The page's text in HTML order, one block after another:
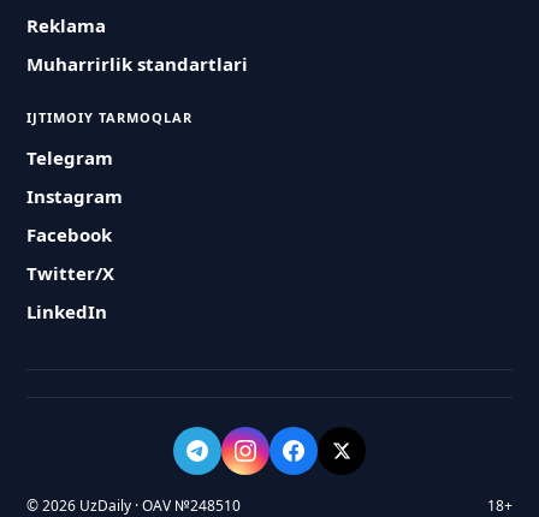
Reklama
Muharrirlik standartlari
IJTIMOIY TARMOQLAR
Telegram
Instagram
Facebook
Twitter/X
LinkedIn
© 2026 UzDaily · OAV №248510 18+